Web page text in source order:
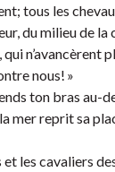
tous les
du milieu de
nous! »
ton bras au-
mer reprit sa
et les cavaliers